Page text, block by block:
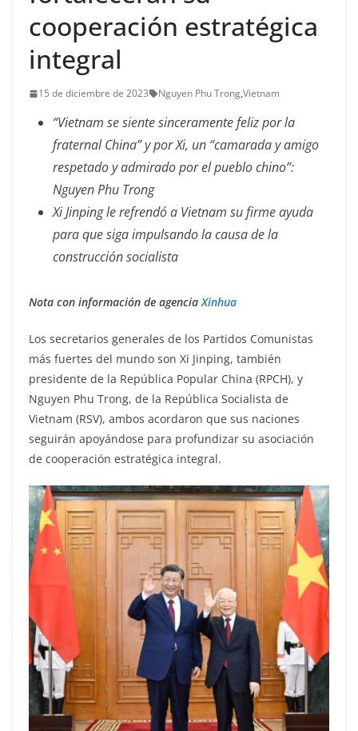
cooperación estratégica
integral
15 de diciembre de 2023 Nguyen Phu Trong,Vietnam
“Vietnam se siente sinceramente feliz por la
fraternal China” y por Xi, un “camarada y amigo
respetado y admirado por el pueblo chino”:
Nguyen Phu Trong
Xi Jinping le refrendó a Vietnam su firme ayuda
para que siga impulsando la causa de la
construcción socialista
Nota con información de agenciaXinhua
Los secretarios generales de los Partidos Comunistas
más fuertes del mundo son Xi Jinping, también
presidente de la República Popular China (RPCH), y
Nguyen Phu Trong, de la República Socialista de
Vietnam (RSV), ambos acordaron que sus naciones
seguirán apoyándose para profundizar su asociación
de cooperación estratégica integral.